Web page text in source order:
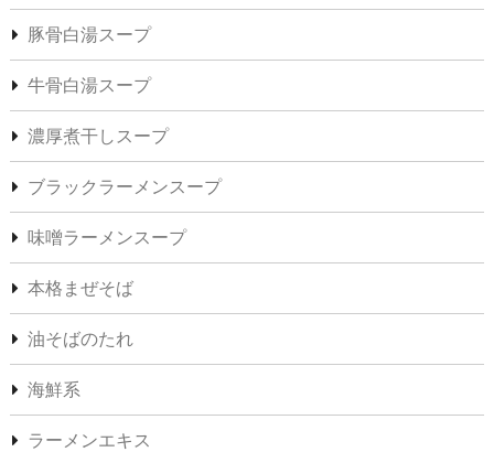
豚骨白湯スープ
牛骨白湯スープ
濃厚煮干しスープ
ブラックラーメンスープ
味噌ラーメンスープ
本格まぜそば
油そばのたれ
海鮮系
ラーメンエキス